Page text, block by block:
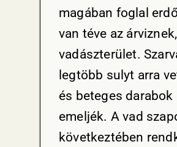
magában foglal
van téve az
vadászterület.
legtöbb sulyt arra
és beteges
emeljék. A vad
következtében